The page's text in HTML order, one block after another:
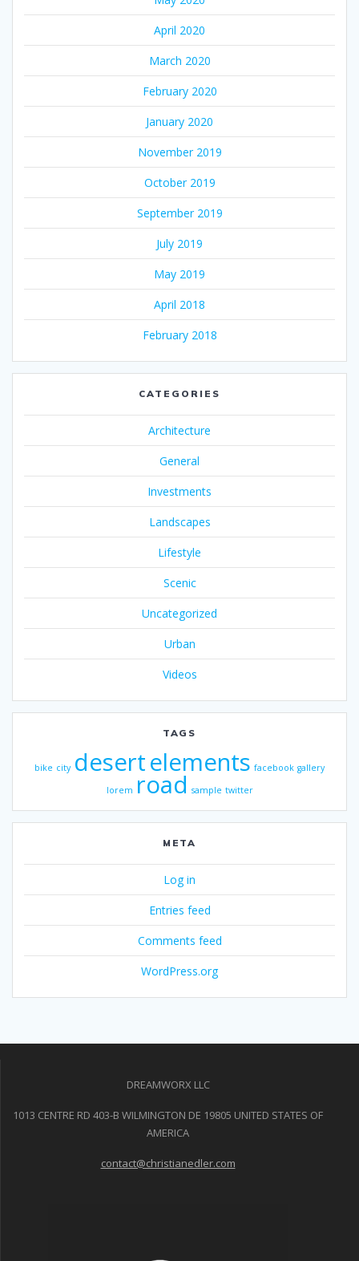
April 2020
March 2020
February 2020
January 2020
November 2019
October 2019
September 2019
July 2019
May 2019
April 2018
February 2018
CATEGORIES
Architecture
General
Investments
Landscapes
Lifestyle
Scenic
Uncategorized
Urban
Videos
TAGS
bike city desertelements facebook gallery
lorem road sample twitter
META
Log in
Entries feed
Comments feed
WordPress.org
DREAMWORX LLC
1013 CENTRE RD 403-B WILMINGTON DE 19805 UNITED STATES OF
AMERICA
contact@christianedler.com